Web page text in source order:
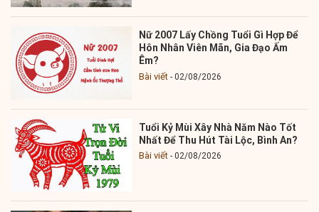
Nữ 2007 Lấy Chồng Tuổi Gì Hợp Để
Hôn Nhân Viên Mãn, Gia Đạo Ấm
Êm?
Bài viết 02/08/2026
Tuổi Kỷ Mùi Xây Nhà Năm Nào Tốt
Nhất Để Thu Hút Tài Lộc, Bình An?
Bài viết 02/08/2026